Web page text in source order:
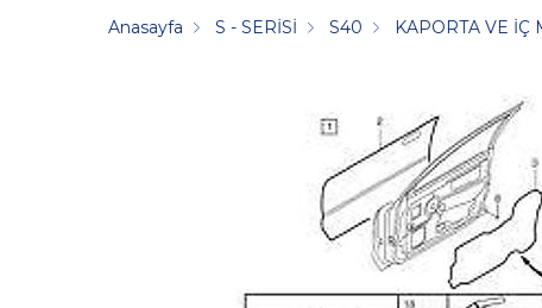
Anasayfa S - SERİSİ S40 KAPORTA VE İÇ